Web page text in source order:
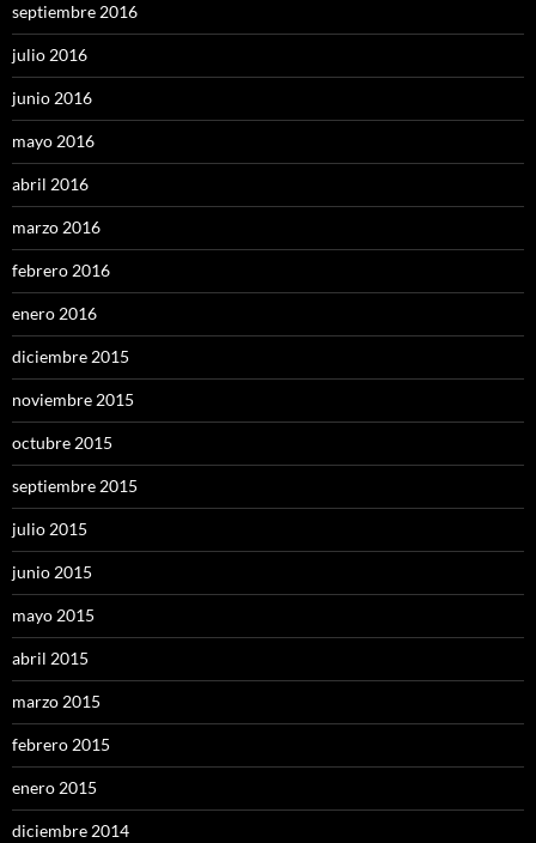
septiembre 2016
julio 2016
junio 2016
mayo 2016
abril 2016
marzo 2016
febrero 2016
enero 2016
diciembre 2015
noviembre 2015
octubre 2015
septiembre 2015
julio 2015
junio 2015
mayo 2015
abril 2015
marzo 2015
febrero 2015
enero 2015
diciembre 2014